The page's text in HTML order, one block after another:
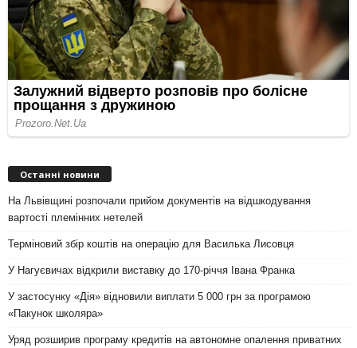
Останні новини
На Львівщині розпочали прийом документів на відшкодування
вартості племінних нетелей
Терміновий збір коштів на операцію для Василька Лисовця
У Нагуєвичах відкрили виставку до 170-річчя Івана Франка
У застосунку «Дія» відновили виплати 5 000 грн за програмою
«Пакунок школяра»
Уряд розширив програму кредитів на автономне опалення приватних